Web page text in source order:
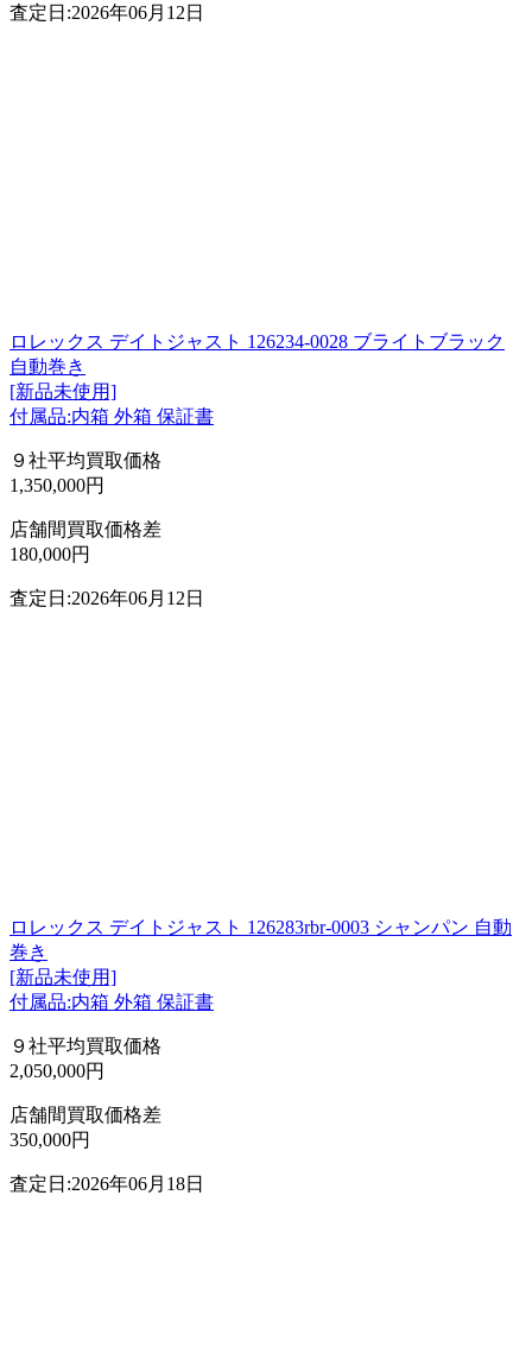
査定日:2026年06月12日
ロレックス デイトジャスト 126234-0028 ブライトブラック
自動巻き
[新品未使用]
付属品:内箱 外箱 保証書
９社平均買取価格
1,350,000円
店舗間買取価格差
180,000円
査定日:2026年06月12日
ロレックス デイトジャスト 126283rbr-0003 シャンパン 自動
巻き
[新品未使用]
付属品:内箱 外箱 保証書
９社平均買取価格
2,050,000円
店舗間買取価格差
350,000円
査定日:2026年06月18日